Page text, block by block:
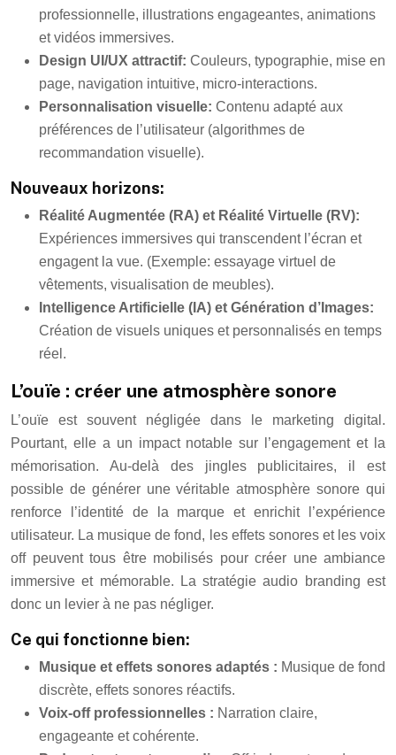
professionnelle, illustrations engageantes, animations
et vidéos immersives.
Design UI/UX attractif: Couleurs, typographie, mise en
page, navigation intuitive, micro-interactions.
Personnalisation visuelle: Contenu adapté aux
préférences de l’utilisateur (algorithmes de
recommandation visuelle).
Nouveaux horizons:
Réalité Augmentée (RA) et Réalité Virtuelle (RV):
Expériences immersives qui transcendent l’écran et
engagent la vue. (Exemple: essayage virtuel de
vêtements, visualisation de meubles).
Intelligence Artificielle (IA) et Génération d’Images:
Création de visuels uniques et personnalisés en temps
réel.
L’ouïe : créer une atmosphère sonore
L’ouïe est souvent négligée dans le marketing digital.
Pourtant, elle a un impact notable sur l’engagement et la
mémorisation. Au-delà des jingles publicitaires, il est
possible de générer une véritable atmosphère sonore qui
renforce l’identité de la marque et enrichit l’expérience
utilisateur. La musique de fond, les effets sonores et les voix
off peuvent tous être mobilisés pour créer une ambiance
immersive et mémorable. La stratégie audio branding est
donc un levier à ne pas négliger.
Ce qui fonctionne bien:
Musique et effets sonores adaptés : Musique de fond
discrète, effets sonores réactifs.
Voix-off professionnelles : Narration claire,
engageante et cohérente.